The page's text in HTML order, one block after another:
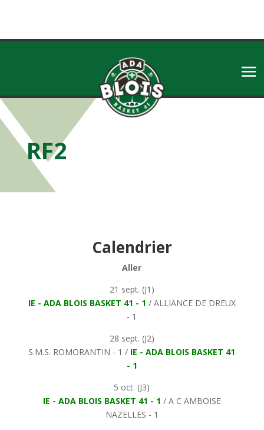
RF2
Calendrier
Aller
21 sept. (J1)
IE - ADA BLOIS BASKET 41 - 1 / ALLIANCE DE DREUX
- 1
28 sept. (J2)
S.M.S. ROMORANTIN - 1 / IE - ADA BLOIS BASKET 41
- 1
5 oct. (J3)
IE - ADA BLOIS BASKET 41 - 1 / A C AMBOISE
NAZELLES - 1